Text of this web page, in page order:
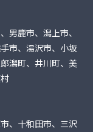
男鹿市、潟上市、
市、湯沢市、小坂
潟町、井川町、美
、十和田市、三沢